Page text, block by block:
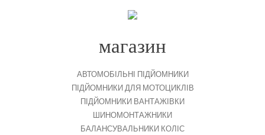
магазин
АВТОМОБІЛЬНІ ПІДЙОМНИКИ
ПІДЙОМНИКИ ДЛЯ МОТОЦИКЛІВ
ПІДЙОМНИКИ ВАНТАЖІВКИ
ШИНОМОНТАЖНИКИ
БАЛАНСУВАЛЬНИКИ КОЛІС